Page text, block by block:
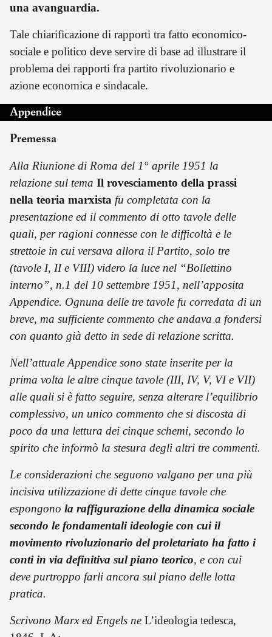
una avanguardia.
Tale chiarificazione di rapporti tra fatto economico-
sociale e politico deve servire di base ad illustrare il
problema dei rapporti fra partito rivoluzionario e
azione economica e sindacale.
Appendice
Premessa
Alla Riunione di Roma del 1° aprile 1951 la
relazione sul tema Il rovesciamento della prassi
nella teoria marxista fu completata con la
presentazione ed il commento di otto tavole delle
quali, per ragioni connesse con le difficoltà e le
strettoie in cui versava allora il Partito, solo tre
(tavole I, II e VIII) videro la luce nel “Bollettino
interno”, n.1 del 10 settembre 1951, nell’apposita
Appendice. Ognuna delle tre tavole fu corredata di un
breve, ma sufficiente commento che andava a fondersi
con quanto già detto in sede di relazione scritta.
Nell’attuale Appendice sono state inserite per la
prima volta le altre cinque tavole (III, IV, V, VI e VII)
alle quali si è fatto seguire, senza alterare l’equilibrio
complessivo, un unico commento che si discosta di
poco da una lettura dei cinque schemi, secondo lo
spirito che informò la stesura degli altri tre commenti.
Le considerazioni che seguono valgano per una più
incisiva utilizzazione di dette cinque tavole che
espongono la raffigurazione della dinamica sociale
secondo le fondamentali ideologie con cui il
movimento rivoluzionario del proletariato ha fatto i
conti in via definitiva sul piano teorico, e con cui
deve purtroppo farli ancora sul piano delle lotta
pratica.
Scrivono Marx ed Engels ne L’ideologia tedesca,